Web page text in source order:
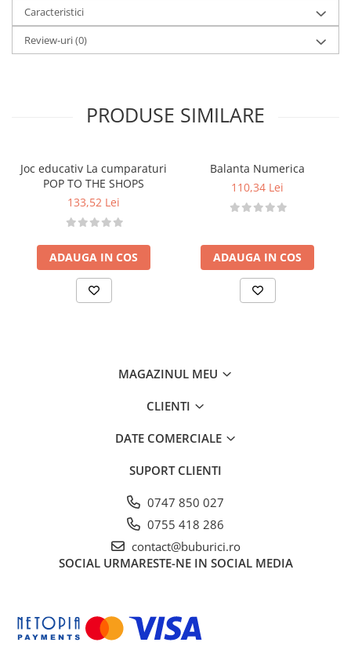
• Oferă o abordare vizuală și practică pentru
învățare
• Crește încrederea copilului în abilitățile sale
→ înmulțire
interactive
• Potrivit pentru învățare individuală sau ghidată de
părinți/educatori
Detalii tehnice
• Instrucțiuni disponibile online –aici
Atenționări
• A se utiliza sub supravegherea unui adult (în
Caracteristici
Review-uri(0)
PRODUSE SIMILARE
Joc educativ La cumparaturi
POP TO THE SHOPS
133,52 Lei
ADAUGA IN COS
Balanta Numerica
110,34 Lei
ADAUGA IN COS
MAGAZINUL MEU
CLIENTI
DATE COMERCIALE
SUPORT CLIENTI
0747 850 027
0755 418 286
contact@buburici.ro
SOCIAL URMARESTE-NE IN SOCIAL MEDIA